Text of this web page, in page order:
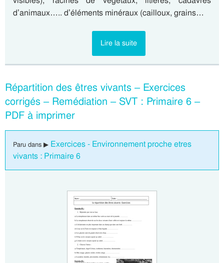
d’animaux….. d’éléments minéraux (cailloux, grains…
Lire la suite
Répartition des êtres vivants – Exercices
corrigés – Remédiation – SVT : Primaire 6 –
PDF à imprimer
Paru dans ▶ Exercices - Environnement proche etres
vivants : Primaire 6